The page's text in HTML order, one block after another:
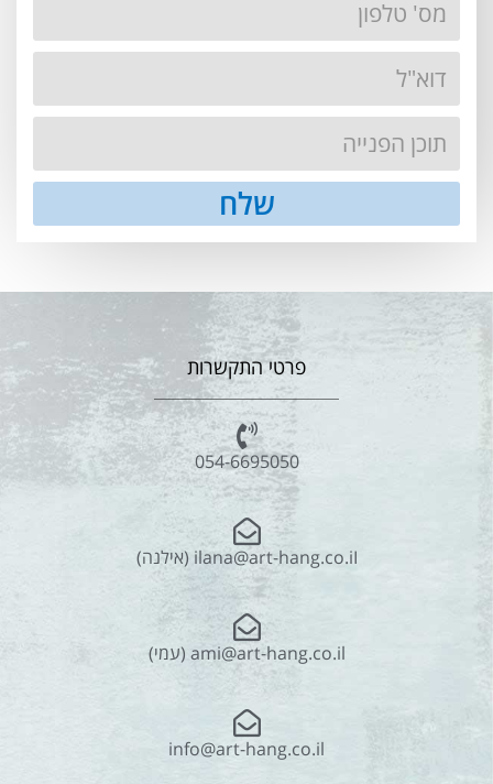
שלח
פרטי התקשרות
054-6695050
ilana@art-hang.co.iI (אילנה)
ami@art-hang.co.il (עמי)
info@art-hang.co.il